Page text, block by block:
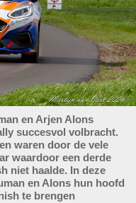
en Arjen Alons
succesvol volbracht.
waren door de vele
waardoor een derde
niet haalde. In deze
en Alons hun hoofd
te brengen